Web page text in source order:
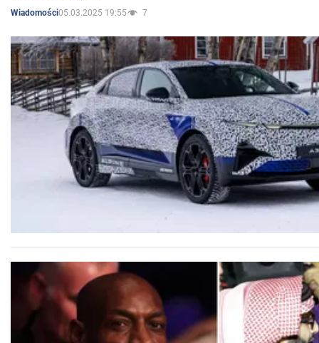
Wiadomości05.03.2025 19:55 7